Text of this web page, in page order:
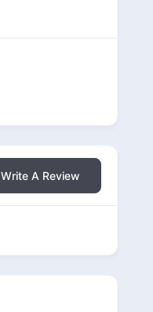
Write A Review